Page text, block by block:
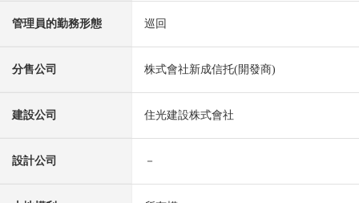
管理員的勤務形態 巡回
分售公司 株式會社新成信托(開發商)
建設公司 住光建設株式會社
設計公司 －